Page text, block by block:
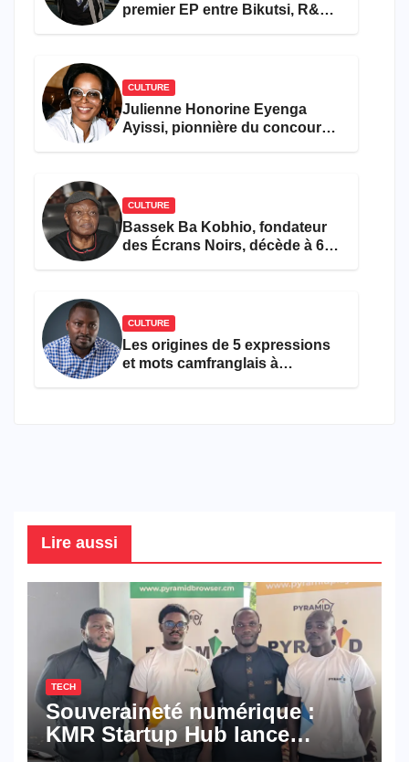
premier EP entre Bikutsi, R&B
CULTURE
Julienne Honorine Eyenga
Ayissi, pionnière du concours
CULTURE
Bassek Ba Kobhio, fondateur
des Écrans Noirs, décède à 69
CULTURE
Les origines de 5 expressions
et mots camfranglais à
Lire aussi
TECH
Souveraineté numérique :
KMR Startup Hub lance
Pyramid Browser et Pyramid